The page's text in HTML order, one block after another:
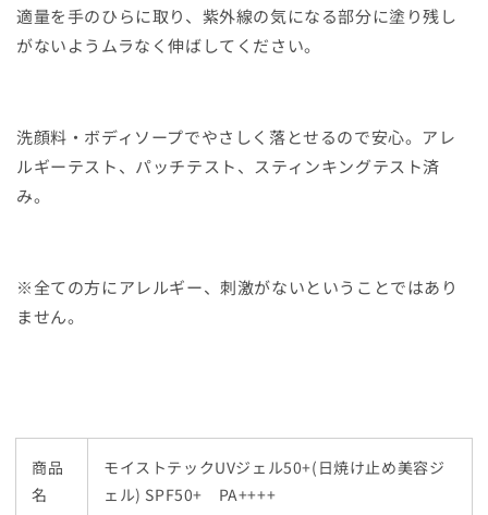
適量を手のひらに取り、紫外線の気になる部分に塗り残し
がないようムラなく伸ばしてください。
洗顔料・ボディソープでやさしく落とせるので安心。アレ
ルギーテスト、パッチテスト、スティンキングテスト済
み。
※全ての方にアレルギー、刺激がないということではあり
ません。
商品
名
モイストテックUVジェル50+(日焼け止め美容ジ
ェル) SPF50+ PA++++